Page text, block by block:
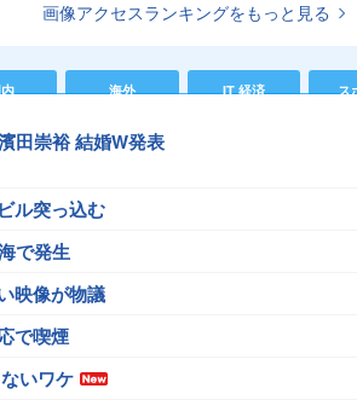
画像アクセスランキングをもっと見る
海外 IT 経済 ス
田崇裕 結婚W発表
ル突っ込む
で発生
映像が物議
で喫煙
いワケ